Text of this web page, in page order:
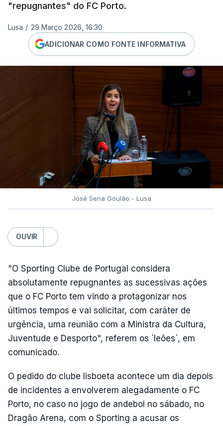
"repugnantes" do FC Porto.
Lusa / 29 Março 2026, 16:30
ADICIONAR COMO FONTE INFORMATIVA
José Sena Goulão - Lusa
OUVIR
"O Sporting Clube de Portugal considera
absolutamente repugnantes as sucessivas ações
que o FC Porto tem vindo a protagonizar nos
últimos tempos e vai solicitar, com caráter de
urgência, uma reunião com a Ministra da Cultura,
Juventude e Desporto", referem os `leões`, em
comunicado.
O pedido do clube lisboeta acontece um dia depois
de incidentes a envolverem alegadamente o FC
Porto, no caso no jogo de andebol no sábado, no
Dragão Arena, com o Sporting a acusar os